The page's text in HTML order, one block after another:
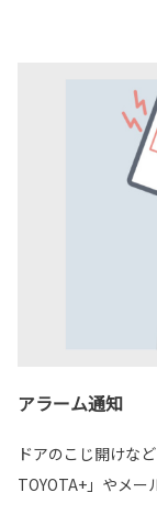
アラーム通知
ドアのこじ開けな
TOYOTA+」やメー